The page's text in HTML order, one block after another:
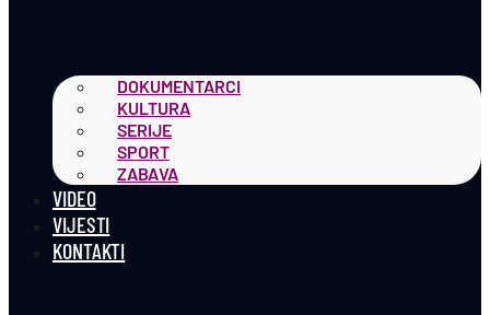
DOKUMENTARCI
KULTURA
SERIJE
SPORT
ZABAVA
VIDEO
VIJESTI
KONTAKTI